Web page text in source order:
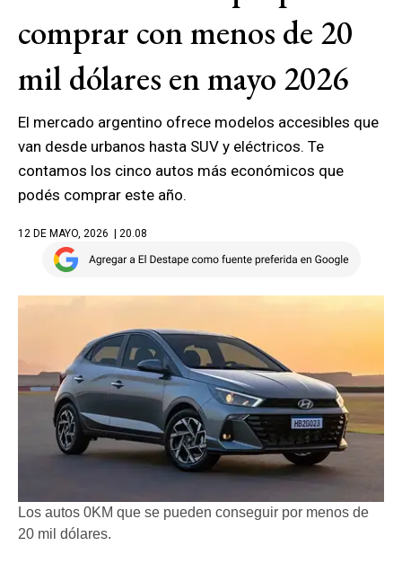
comprar con menos de 20
mil dólares en mayo 2026
El mercado argentino ofrece modelos accesibles que
van desde urbanos hasta SUV y eléctricos. Te
contamos los cinco autos más económicos que
podés comprar este año.
12 DE MAYO, 2026 | 20.08
Los autos 0KM que se pueden conseguir por menos de
20 mil dólares.